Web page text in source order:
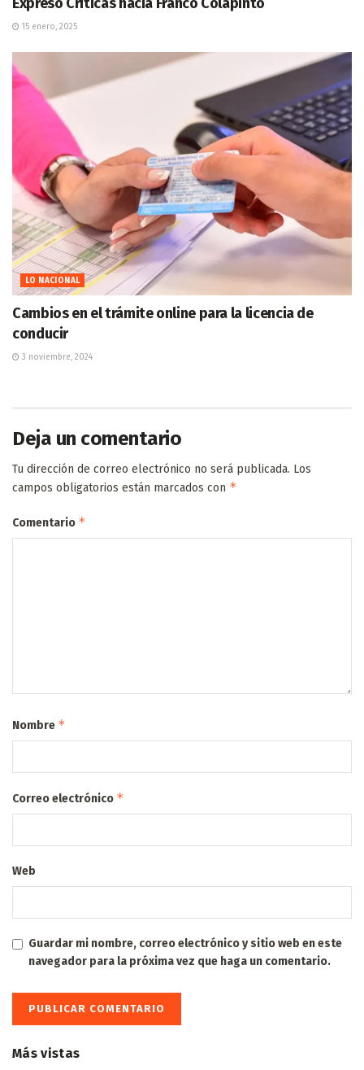
15 enero, 2025
LO NACIONAL
Cambios en el trámite online para la licencia de
conducir
3 noviembre, 2024
Deja un comentario
Tu dirección de correo electrónico no será publicada. Los
campos obligatorios están marcados con *
Comentario *
Nombre *
Correo electrónico *
Web
Guardar mi nombre, correo electrónico y sitio web en este
navegador para la próxima vez que haga un comentario.
Más vistas